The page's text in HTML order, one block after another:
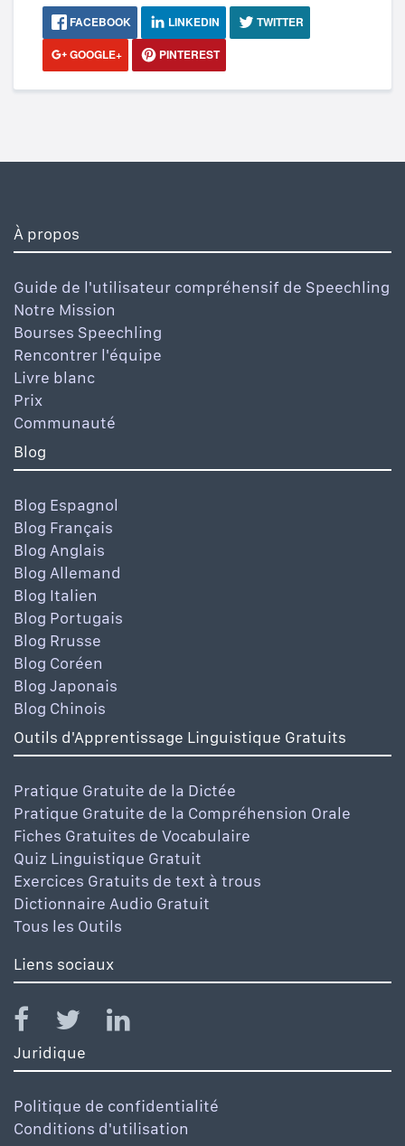
FACEBOOK LINKEDIN
TWITTER
GOOGLE+
PINTEREST
À propos
Guide de l'utilisateur compréhensif de Speechling
Notre Mission
Bourses Speechling
Rencontrer l'équipe
Livre blanc
Prix
Communauté
Blog
Blog Espagnol
Blog Français
Blog Anglais
Blog Allemand
Blog Italien
Blog Portugais
Blog Rrusse
Blog Coréen
Blog Japonais
Blog Chinois
Outils d'Apprentissage Linguistique Gratuits
Pratique Gratuite de la Dictée
Pratique Gratuite de la Compréhension Orale
Fiches Gratuites de Vocabulaire
Quiz Linguistique Gratuit
Exercices Gratuits de text à trous
Dictionnaire Audio Gratuit
Tous les Outils
Liens sociaux
Juridique
Politique de confidentialité
Conditions d'utilisation